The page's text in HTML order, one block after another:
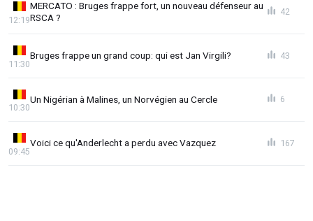
MERCATO : Bruges frappe fort, un nouveau défenseur au
RSCA ?
12:19
42
Bruges frappe un grand coup: qui est Jan Virgili?
11:30
43
Un Nigérian à Malines, un Norvégien au Cercle
10:30
6
Voici ce qu'Anderlecht a perdu avec Vazquez
09:45
167